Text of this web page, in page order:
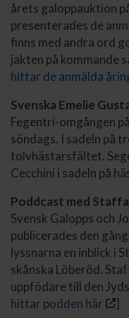
årets galoppauktion
presenterades de
finns med andra ord
jakten på kommande
hittar de anmälda
Svenska Emelie
Fegentri-omgången
söndags. I sadeln på
tolvhästarsfältet.
Cecchini i sadeln på
Poddcast med
Svensk Galopps och
publicerades den
lyssnarna en inblick i
skånska Löberöd.
uppfödare till den
hittar podden här
]